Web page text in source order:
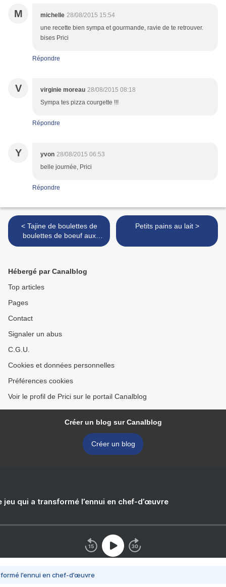
M michelle 28/08/2015 15:54
une recette bien sympa et gourmande, ravie de te retrouver.
bises Prici
Répondre
V virginie moreau 28/08/2015 08:18
Sympa tes pizza courgette !!!
Répondre
Y yvon 28/08/2015 06:53
belle journée, Prici
Répondre
< Tajine de boulettes de
boulettes de boeuf aux
petits pois
Petits pains au lait >
Hébergé par Canalblog
Top articles
Pages
Contact
Signaler un abus
C.G.U.
Cookies et données personnelles
Préférences cookies
Voir le profil de Prici sur le portail Canalblog
Créer un blog sur Canalblog
Créer un blog
jeu qui a transformé l’ennui en chef-d’œuvre
l’ennui en chef-d’œuvre